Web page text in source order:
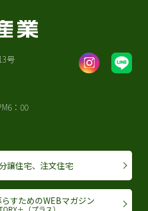
号
：00
譲住宅、注文住宅
すためのWEBマガジン
＋（プラス）